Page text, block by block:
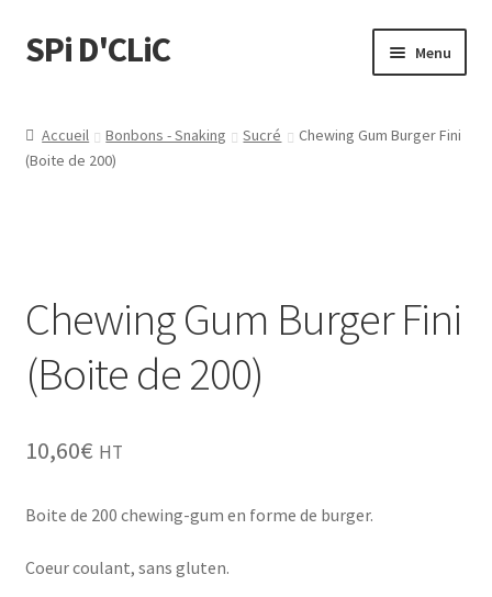
SPi D'CLiC Menu
Filtres
Menthol
Briquets
Chichas
Grinders
Plateau pour rouler
Accueil Bonbons - Snaking Sucré
Chewing Gum Burger Fini
(Boite de 200)
Chewing Gum Burger Fini
(Boite de 200)
10,60€ HT
Boite de 200 chewing-gum en forme de burger.
Coeur coulant, sans gluten.